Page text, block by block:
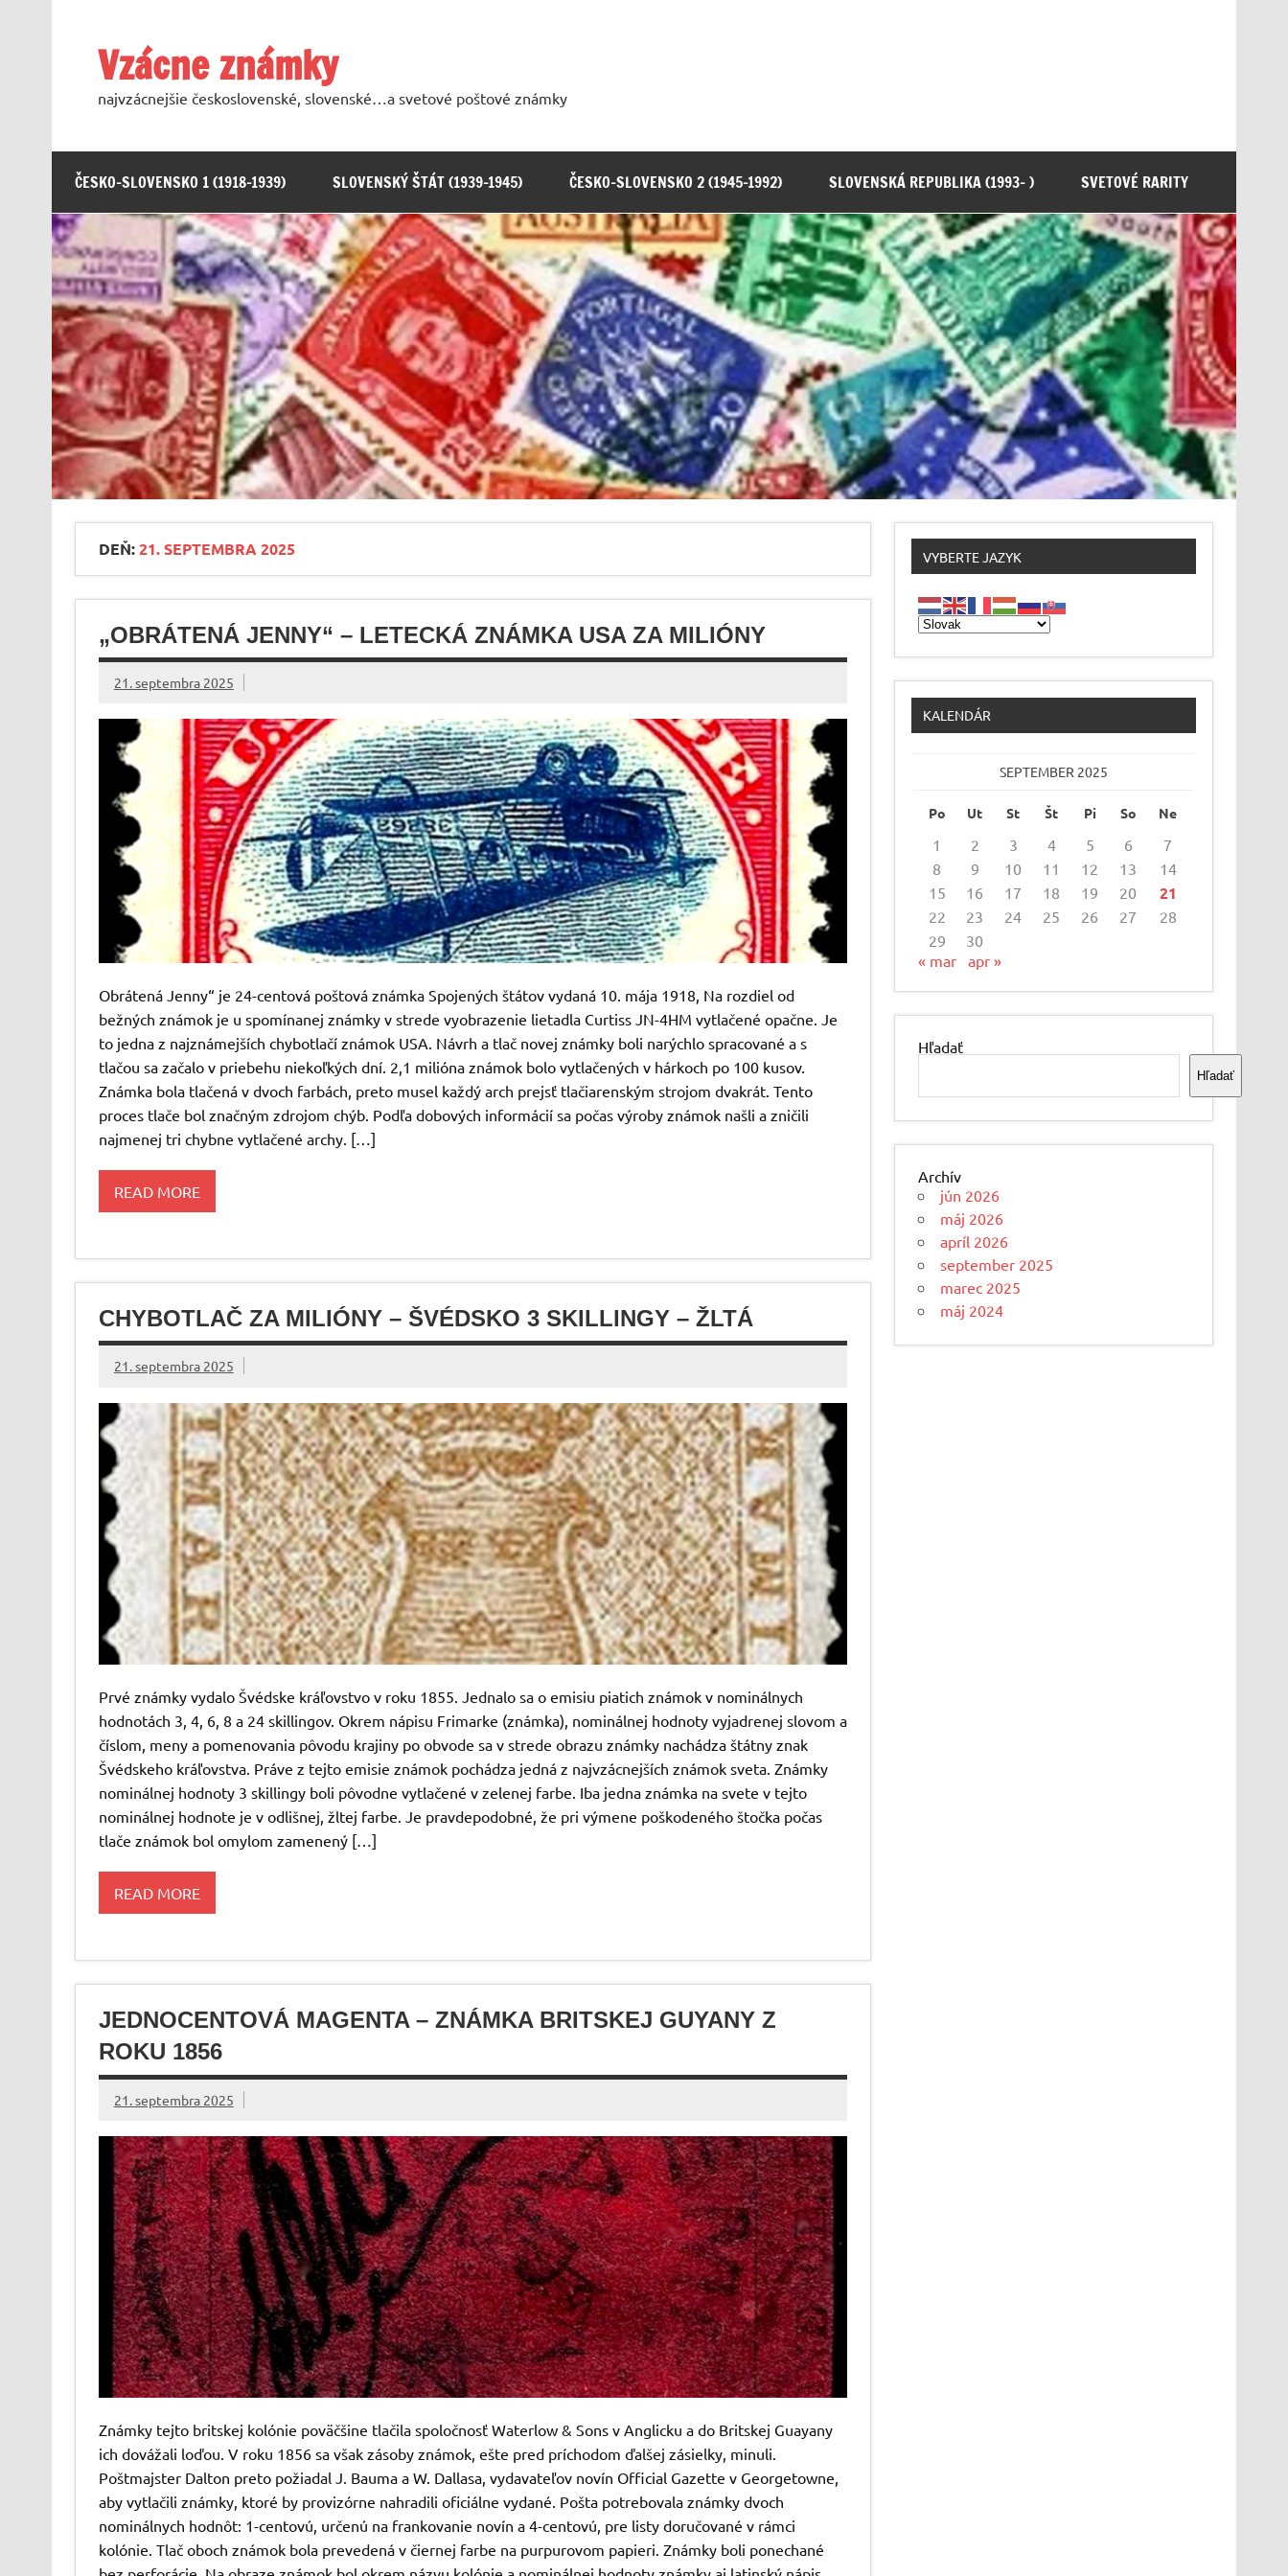
Vzácne známky
najvzácnejšie československé, slovenské…a svetové poštové známky
ČESKO-SLOVENSKO 1 (1918-1939) SLOVENSKÝ ŠTÁT (1939-1945) ČESKO-SLOVENSKO 2 (1945-1992) SLOVENSKÁ REPUBLIKA (1993- ) SVETOVÉ RARITY
DEŇ:21. SEPTEMBRA 2025
„OBRÁTENÁ JENNY“ – LETECKÁ ZNÁMKA USA ZA MILIÓNY
21. septembra 2025
Obrátená Jenny“ je 24-centová poštová známka Spojených štátov vydaná 10. mája 1918, Na rozdiel od
bežných známok je u spomínanej známky v strede vyobrazenie lietadla Curtiss JN-4HM vytlačené opačne. Je
to jedna z najznámejších chybotlačí známok USA. Návrh a tlač novej známky boli narýchlo spracované a s
tlačou sa začalo v priebehu niekoľkých dní. 2,1 milióna známok bolo vytlačených v hárkoch po 100 kusov.
Známka bola tlačená v dvoch farbách, preto musel každý arch prejsť tlačiarenským strojom dvakrát. Tento
proces tlače bol značným zdrojom chýb. Podľa dobových informácií sa počas výroby známok našli a zničili
najmenej tri chybne vytlačené archy. […]
READ MORE
CHYBOTLAČ ZA MILIÓNY – ŠVÉDSKO 3 SKILLINGY – ŽLTÁ
21. septembra 2025
Prvé známky vydalo Švédske kráľovstvo v roku 1855. Jednalo sa o emisiu piatich známok v nominálnych
hodnotách 3, 4, 6, 8 a 24 skillingov. Okrem nápisu Frimarke (známka), nominálnej hodnoty vyjadrenej slovom a
číslom, meny a pomenovania pôvodu krajiny po obvode sa v strede obrazu známky nachádza štátny znak
Švédskeho kráľovstva. Práve z tejto emisie známok pochádza jedná z najvzácnejších známok sveta. Známky
nominálnej hodnoty 3 skillingy boli pôvodne vytlačené v zelenej farbe. Iba jedna známka na svete v tejto
nominálnej hodnote je v odlišnej, žltej farbe. Je pravdepodobné, že pri výmene poškodeného štočka počas
tlače známok bol omylom zamenený […]
READ MORE
JEDNOCENTOVÁ MAGENTA – ZNÁMKA BRITSKEJ GUYANY Z
ROKU 1856
21. septembra 2025
Známky tejto britskej kolónie poväčšine tlačila spoločnosť Waterlow & Sons v Anglicku a do Britskej Guayany
ich dovážali loďou. V roku 1856 sa však zásoby známok, ešte pred príchodom ďalšej zásielky, minuli.
Poštmajster Dalton preto požiadal J. Bauma a W. Dallasa, vydavateľov novín Official Gazette v Georgetowne,
aby vytlačili známky, ktoré by provizórne nahradili oficiálne vydané. Pošta potrebovala známky dvoch
nominálnych hodnôt: 1-centovú, určenú na frankovanie novín a 4-centovú, pre listy doručované v rámci
kolónie. Tlač oboch známok bola prevedená v čiernej farbe na purpurovom papieri. Známky boli ponechané
VYBERTE JAZYK
KALENDÁR
SEPTEMBER 2025
Po Ut St Št Pi So Ne
1 2 3 4 5 6
7
8
9 10 11 12 13
14
15
16 17 18 19 20 21
22 23 24 25 26 27
28
29
30
« mar
apr »
Hľadať
Hľadať
Archív
jún 2026
máj 2026
apríl 2026
september 2025
marec 2025
máj 2024